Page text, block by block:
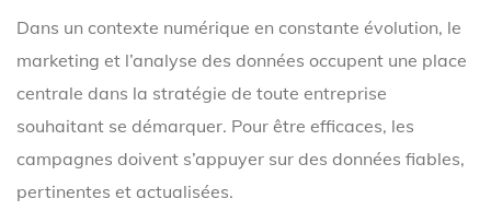
Dans un contexte numérique en constante évolution, le
marketing et l’analyse des données occupent une place
centrale dans la stratégie de toute entreprise
souhaitant se démarquer. Pour être efficaces, les
campagnes doivent s’appuyer sur des données fiables,
pertinentes et actualisées.